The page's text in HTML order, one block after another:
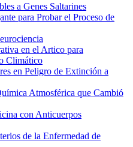
a Genes Saltarines
para Probar el Proceso de
en el Artico para
Climático
en Peligro de Extinción a
Atmosférica que Cambió
con Anticuerpos
de la Enfermedad de